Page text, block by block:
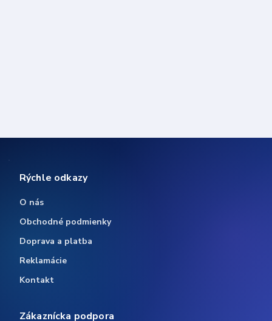
Rýchle odkazy
O nás
Obchodné podmienky
Doprava a platba
Reklamácie
Kontakt
Zákaznícka podpora